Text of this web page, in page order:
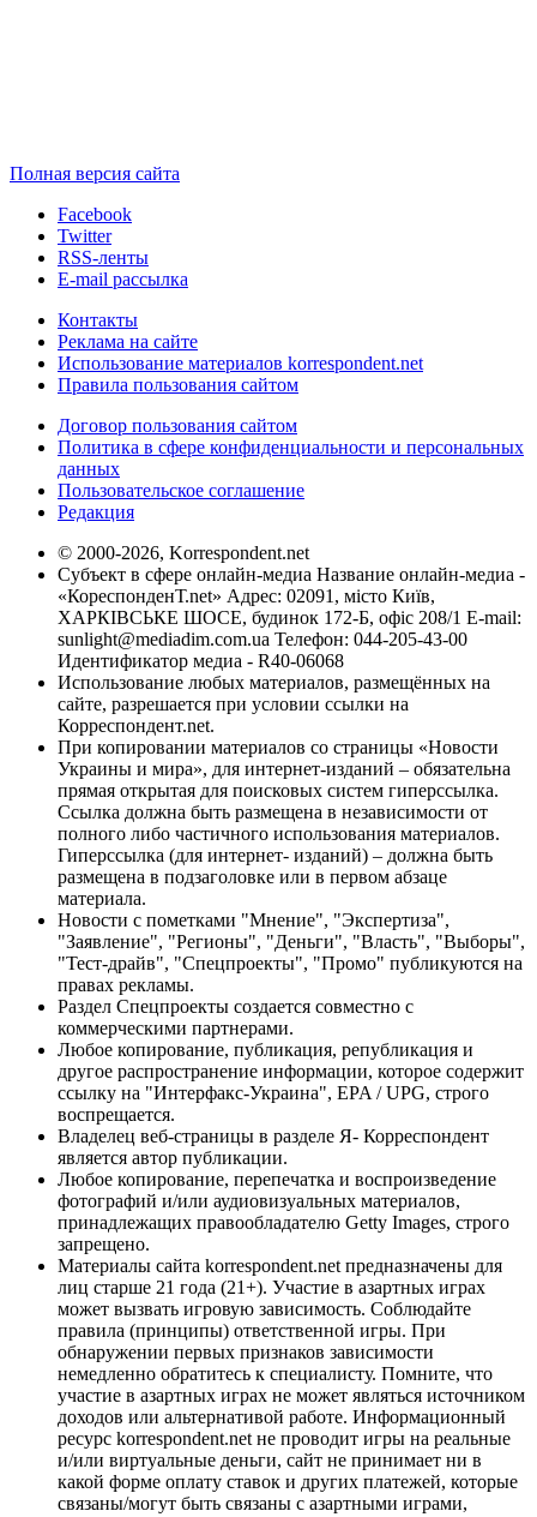
Полная версия сайта
Facebook
Twitter
RSS-ленты
E-mail рассылка
Контакты
Реклама на сайте
Использование материалов korrespondent.net
Правила пользования сайтом
Договор пользования сайтом
Политика в сфере конфиденциальности и персональных
данных
Пользовательское соглашение
Редакция
© 2000-2026, Korrespondent.net
Субъект в сфере онлайн-медиа Название онлайн-медиа -
«КореспонденТ.net» Адрес: 02091, місто Київ,
ХАРКІВСЬКЕ ШОСЕ, будинок 172-Б, офіс 208/1 E-mail:
sunlight@mediadim.com.ua Телефон: 044-205-43-00
Идентификатор медиа - R40-06068
Использование любых материалов, размещённых на
сайте, разрешается при условии ссылки на
Корреспондент.net.
При копировании материалов со страницы «Новости
Украины и мира», для интернет-изданий – обязательна
прямая открытая для поисковых систем гиперссылка.
Ссылка должна быть размещена в независимости от
полного либо частичного использования материалов.
Гиперссылка (для интернет- изданий) – должна быть
размещена в подзаголовке или в первом абзаце
материала.
Новости с пометками "Мнение", "Экспертиза",
"Заявление", "Регионы", "Деньги", "Власть", "Выборы",
"Тест-драйв", "Спецпроекты", "Промо" публикуются на
правах рекламы.
Раздел Спецпроекты создается совместно с
коммерческими партнерами.
Любое копирование, публикация, републикация и
другое распространение информации, которое содержит
ссылку на "Интерфакс-Украина", EPA / UPG, строго
воспрещается.
Владелец веб-страницы в разделе Я- Корреспондент
является автор публикации.
Любое копирование, перепечатка и воспроизведение
фотографий и/или аудиовизуальных материалов,
принадлежащих правообладателю Getty Images, строго
запрещено.
Материалы сайта korrespondent.net предназначены для
лиц старше 21 года (21+). Участие в азартных играх
может вызвать игровую зависимость. Соблюдайте
правила (принципы) ответственной игры. При
обнаружении первых признаков зависимости
немедленно обратитесь к специалисту. Помните, что
участие в азартных играх не может являться источником
доходов или альтернативой работе. Информационный
ресурс korrespondent.net не проводит игры на реальные
и/или виртуальные деньги, сайт не принимает ни в
какой форме оплату ставок и других платежей, которые
связаны/могут быть связаны с азартными играми,